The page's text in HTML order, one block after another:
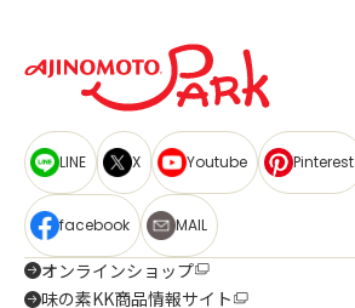
LINE X Youtube Pinterest
facebook MAIL
オンラインショップ
味の素KK商品情報サイト